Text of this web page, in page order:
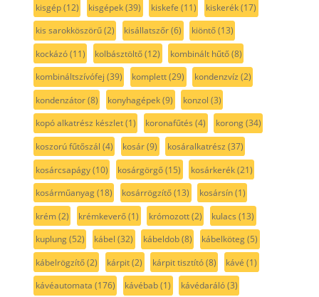
kisgép(12) kisgépek(39) kiskefe (11) kiskerék(17)
kis sarokköszörű(2) kisállatszőr(6) kiöntő(13)
kockázó(11) kolbásztöltő(12) kombinált hűtő(8)
kombináltszívófej (39) komplett(29) kondenzvíz (2)
kondenzátor(8) konyhagépek(9) konzol (3)
kopó alkatrész készlet(1) koronafűtés (4) korong(34)
koszorú fűtőszál (4) kosár(9) kosáralkatrész (37)
kosárcsapágy(10) kosárgörgő(15) kosárkerék(21)
kosárműanyag(18) kosárrögzítő(13) kosársín(1)
krém(2) krémkeverő(1) krómozott(2) kulacs (13)
kuplung(52) kábel (32) kábeldob(8) kábelköteg(5)
kábelrögzítő(2) kárpit(2) kárpit tisztító(8) kávé (1)
kávéautomata (176) kávébab(1) kávédaráló(3)